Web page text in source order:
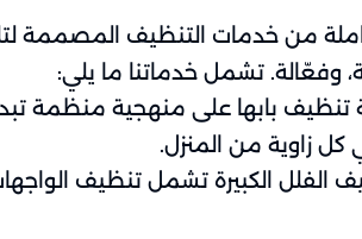
من خدمات التنظيف المصممة
وفعّالة. تشمل خدماتنا ما يلي:
بابها على منهجية منظمة تبدأ
زاوية من المنزل.
الكبيرة تشمل تنظيف الواجهات،